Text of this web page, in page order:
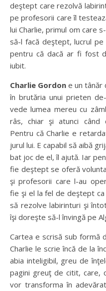
deştept care rezolvă
pe profesorii care îl
lui Charlie, primul om care
să-l facă deştept, lucrul
pentru că dacă ar fi fost
iubit.
Charlie Gordon e un tânăr
în brutăria unui prieten
vede lumea mereu cu
râs, chiar şi atunci când
Pentru că Charlie e
jurul lui. E capabil să aibă
bat joc de el, îl ajută. Iar
fie deştept se oferă
şi profesorii care l-au
fie şi el la fel de deştept
să rezolve labirinturi şi
îşi doreşte să-l învingă pe
Cartea e scrisă sub formă
Charlie le scrie încă de la
abia inteligibil, greu de
pagini greuţ de citit, care,
vor transforma în